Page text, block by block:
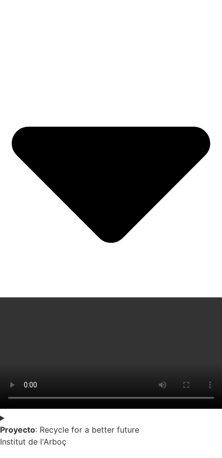
Proyecto: Recycle for a better future
Institut de l'Arboç